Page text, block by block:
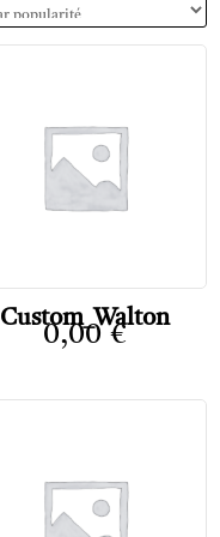
Custom_Walton
0,00€